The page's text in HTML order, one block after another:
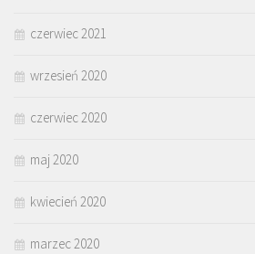
czerwiec 2021
wrzesień 2020
czerwiec 2020
maj 2020
kwiecień 2020
marzec 2020